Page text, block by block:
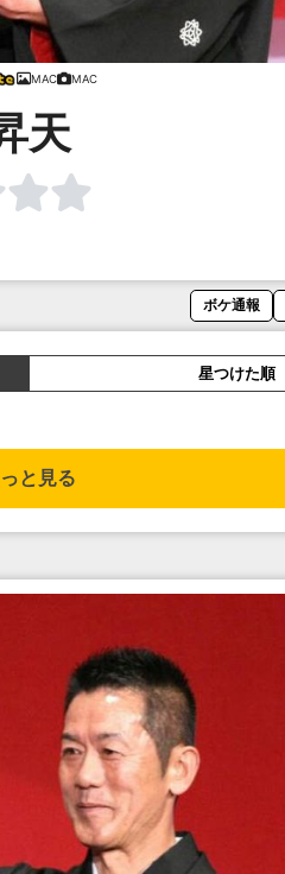
MAC MAC
天
ボケ通報
星つけた順
と見る